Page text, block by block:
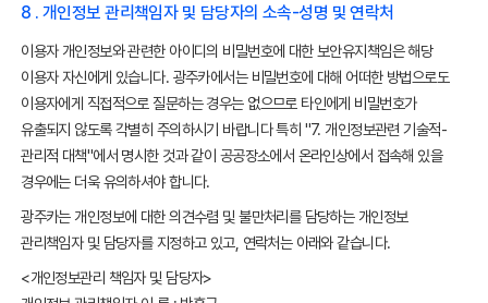
8 . 개인정보 관리책임자 및 담당자의 소속-성명 및 연락처
이용자 개인정보와 관련한 아이디의 비밀번호에 대한 보안유지책임은 해당
이용자 자신에게 있습니다. 광주카에서는 비밀번호에 대해 어떠한 방법으로도
이용자에게 직접적으로 질문하는 경우는 없으므로 타인에게 비밀번호가
유출되지 않도록 각별히 주의하시기 바랍니다 특히 "7. 개인정보관련 기술적-
관리적 대책"에서 명시한 것과 같이 공공장소에서 온라인상에서 접속해 있을
경우에는 더욱 유의하셔야 합니다.
광주카는 개인정보에 대한 의견수렴 및 불만처리를 담당하는 개인정보
관리책임자 및 담당자를 지정하고 있고, 연락처는 아래와 같습니다.
<개인정보관리 책임자 및 담당자>